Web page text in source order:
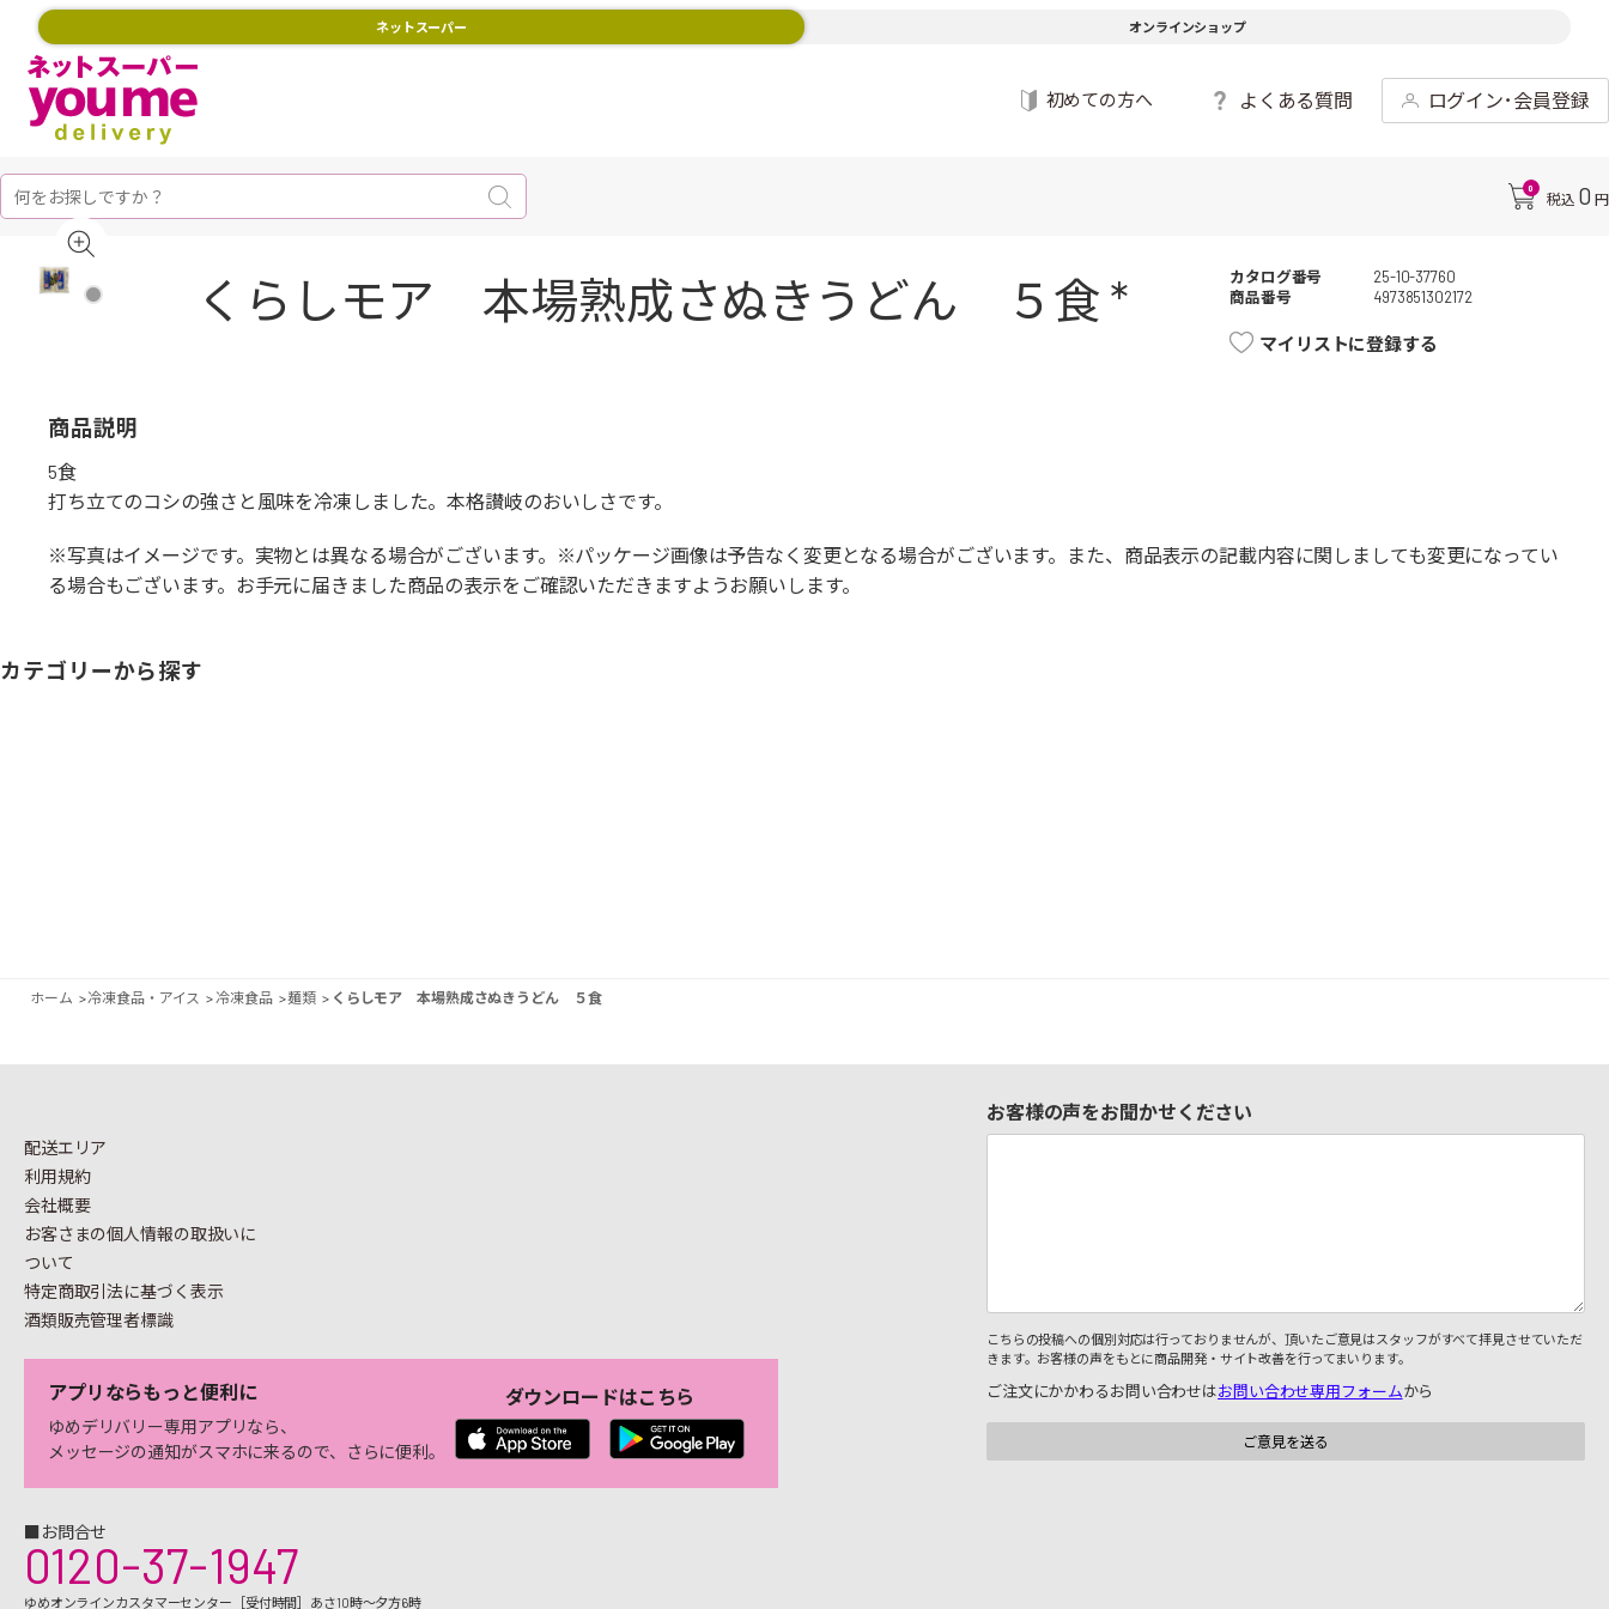
ネットスーパー オンラインショップ
初めての方へ よくある質問 ログイン･会員登録
0
税込 0 円
くらしモア 本場熟成さぬきうどん ５食 * カタログ番号
25-10-37760
商品番号
4973851302172
マイリストに登録する
商品説明
5食
打ち立てのコシの強さと風味を冷凍しました。本格讃岐のおいしさです。
※写真はイメージです。実物とは異なる場合がございます。※パッケージ画像は予告なく変更となる場合がございます。また、商品表示の記載内容に関しましても変更になってい
る場合もございます。お手元に届きました商品の表示をご確認いただきますようお願いします。
カテゴリーから探す
ホーム >冷凍食品・アイス > 冷凍食品 >麺類 > くらしモア 本場熟成さぬきうどん ５食
配送エリア
利用規約
会社概要
お客さまの個人情報の取扱いに
ついて
特定商取引法に基づく表示
酒類販売管理者標識
アプリならもっと便利に
ゆめデリバリー専用アプリなら、
メッセージの通知がスマホに来るので、さらに便利。
ダウンロードはこちら
■お問合せ
0120-37-1947
ゆめオンラインカスタマーセンター［受付時間］あさ10時～夕方6時
お客様の声をお聞かせください
こちらの投稿への個別対応は行っておりませんが、頂いたご意見はスタッフがすべて拝見させていただ
きます。お客様の声をもとに商品開発・サイト改善を行ってまいります。
ご注文にかかわるお問い合わせはお問い合わせ専用フォームから